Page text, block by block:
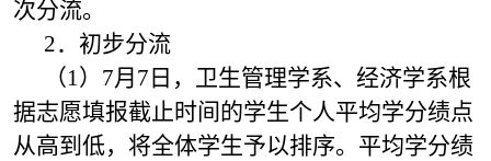
次分流。
2．初步分流
（1）7月7日，卫生管理学系、经济学系根
据志愿填报截止时间的学生个人平均学分绩点
从高到低，将全体学生予以排序。平均学分绩